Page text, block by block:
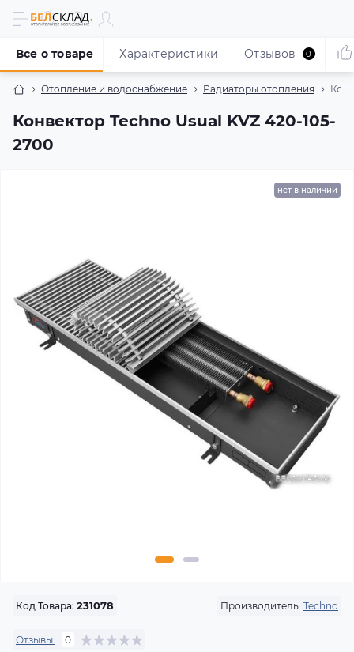
Отопление и водоснабжение Радиаторы отопления
Конвектор Techno Usual KVZ 420-105-
2700
Все о товаре Характеристики Отзывов 0
нет в наличии
Код Товара: 231078 Производитель: Techno
Отзывы: 0